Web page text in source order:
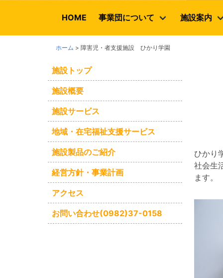
HOME 事業団について 施設案内
ホーム > 障害児・者支援施設 ひかり学園
施設トップ
施設概要
施設サービス
地域・在宅福祉支援サービス
施設製品のご紹介
経営方針・事業計画
アクセス
お問い合わせ(0982)37-0158
ひかり
社会生
ます。